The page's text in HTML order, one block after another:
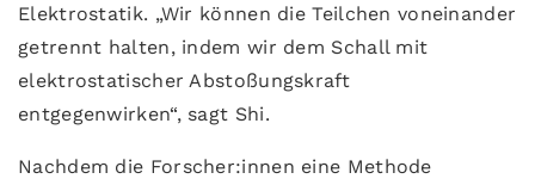
Elektrostatik. „Wir können die Teilchen voneinander
getrennt halten, indem wir dem Schall mit
elektrostatischer Abstoßungskraft
entgegenwirken“, sagt Shi.
Nachdem die Forscher:innen eine Methode